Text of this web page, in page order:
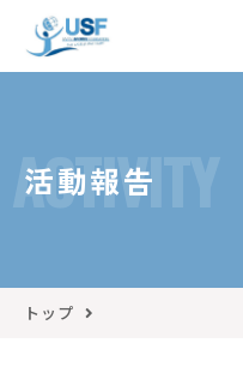
ACTIVITY
活動報告
トップ